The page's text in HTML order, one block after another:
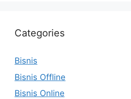
Categories
Bisnis
Bisnis Offline
Bisnis Online